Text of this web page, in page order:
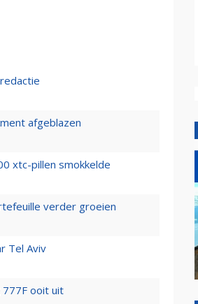
afgeblazen
xtc-pillen smokkelde
verder groeien
Tel Aviv
777F ooit uit